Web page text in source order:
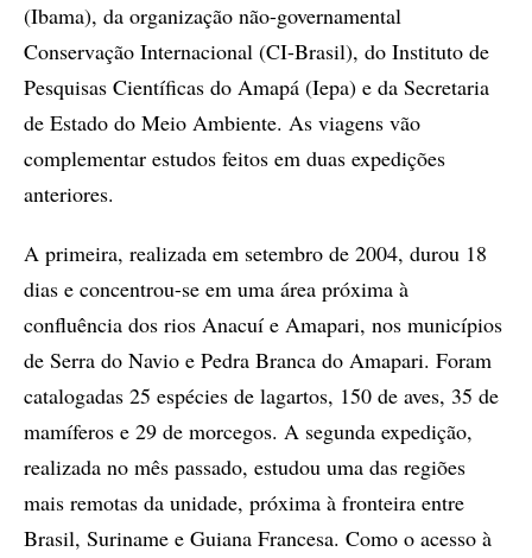
(Ibama), da organização não-governamental
Conservação Internacional (CI-Brasil), do Instituto de
Pesquisas Científicas do Amapá (Iepa) e da Secretaria
de Estado do Meio Ambiente. As viagens vão
complementar estudos feitos em duas expedições
anteriores.
A primeira, realizada em setembro de 2004, durou 18
dias e concentrou-se em uma área próxima à
confluência dos rios Anacuí e Amapari, nos municípios
de Serra do Navio e Pedra Branca do Amapari. Foram
catalogadas 25 espécies de lagartos, 150 de aves, 35 de
mamíferos e 29 de morcegos. A segunda expedição,
realizada no mês passado, estudou uma das regiões
mais remotas da unidade, próxima à fronteira entre
Brasil, Suriname e Guiana Francesa. Como o acesso à